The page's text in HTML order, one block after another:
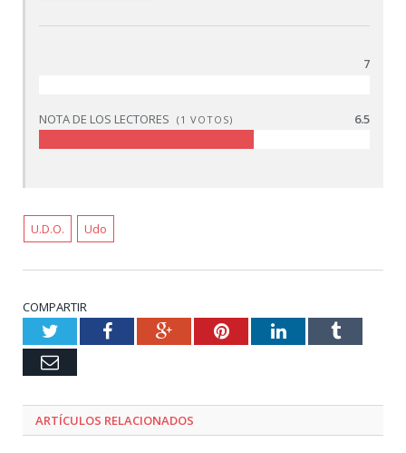
7
NOTA DE LOS LECTORES (1 VOTOS) 6.5
U.D.O. Udo
COMPARTIR
TwitterFacebookGoogle+PinterestLinkedInTumblr
Email
ARTÍCULOS RELACIONADOS